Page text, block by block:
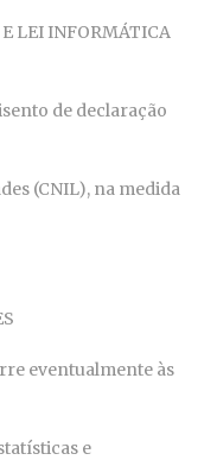
LEI INFORMÁTICA
de declaração
(CNIL), na medida
eventualmente às
e